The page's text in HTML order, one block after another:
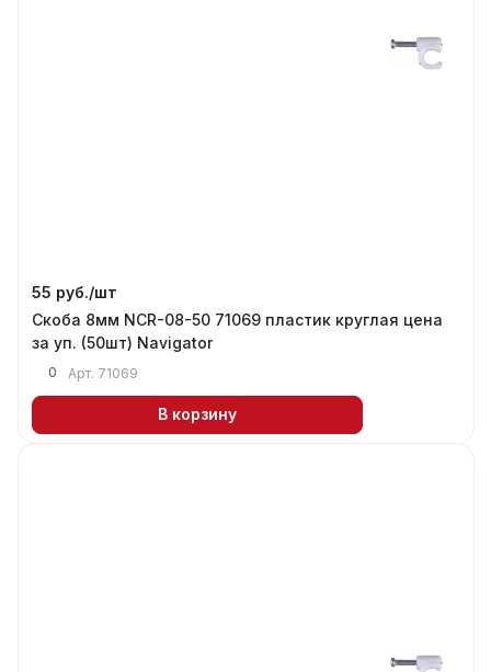
55 руб./шт
Скоба 8мм NCR-08-50 71069 пластик круглая цена
за уп. (50шт) Navigator
0 Арт. 71069
В корзину